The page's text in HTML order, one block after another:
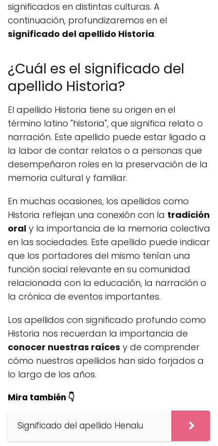
significados en distintas culturas. A
continuación, profundizaremos en el
significado del apellido Historia.
¿Cuál es el significado del
apellido Historia?
El apellido Historia tiene su origen en el
término latino "historia", que significa relato o
narración. Este apellido puede estar ligado a
la labor de contar relatos o a personas que
desempeñaron roles en la preservación de la
memoria cultural y familiar.
En muchas ocasiones, los apellidos como
Historia reflejan una conexión con la tradición
oral y la importancia de la memoria colectiva
en las sociedades. Este apellido puede indicar
que los portadores del mismo tenían una
función social relevante en su comunidad
relacionada con la educación, la narración o
la crónica de eventos importantes.
Los apellidos con significado profundo como
Historia nos recuerdan la importancia de
conocer nuestras raíces y de comprender
cómo nuestros apellidos han sido forjados a
lo largo de los años.
Mira también 👇
Significado del apellido Henalu